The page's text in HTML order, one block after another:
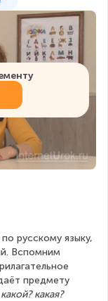
русскому языку,
Вспомним
предмету
какой? какая?